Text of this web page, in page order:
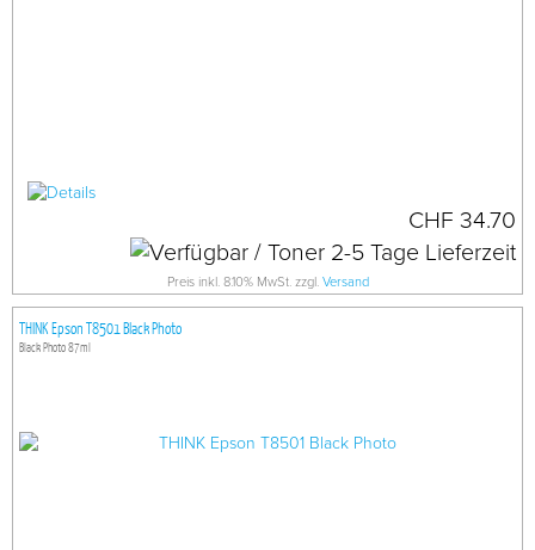
CHF 34.70
Preis inkl. 8.10% MwSt. zzgl. Versand
THINK Epson T8501 Black Photo
Black Photo 87ml